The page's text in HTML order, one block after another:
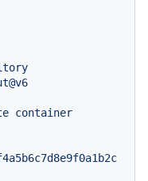
container